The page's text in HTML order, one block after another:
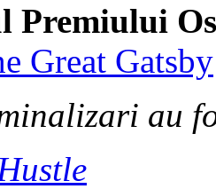
Premiului
Great Gatsby
au